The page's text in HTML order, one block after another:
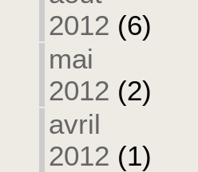
2012 (6)
mai
2012 (2)
avril
2012 (1)